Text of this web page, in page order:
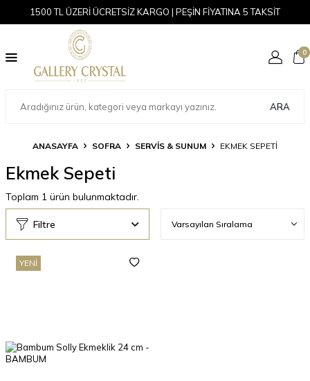
1500 TL ÜZERİ ÜCRETSİZ KARGO | PEŞİN FİYATINA 5 TAKSİT
ARA
0
ANASAYFA SOFRA SERVIS & SUNUM EKMEK SEPETI
Ekmek Sepeti
Toplam 1 ürün bulunmaktadır.
Filtre
YENI